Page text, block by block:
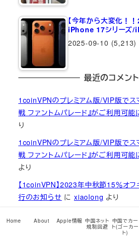
【今年から大変化！
iPhone 17シリーズ
2025-09-10 (5,213)
最近のコメント
1coinVPNのプレミアム版/VIP版でス
戦 ファントムパレード』がご利用可能
り
1coinVPNのプレミアム版/VIP版でス
戦 ファントムパレード』がご利用可能
より
【1coinVPN】2023年中秋節15％オフ
行のお知らせ にxiaolong より
行のお知らせ にXianより
Home About Apple情報 中国ネット
規制回避
中国でカー
ト(ゴーカー
ト)